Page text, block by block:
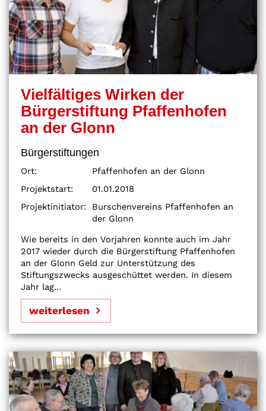
Vielfältiges Wirken der
Bürgerstiftung Pfaffenhofen
an der Glonn
Bürgerstiftungen
Ort:
Pfaffenhofen an der Glonn
Projektstart:
01.01.2018
Projektinitiator:
Burschenvereins Pfaffenhofen an
der Glonn
Wie bereits in den Vorjahren konnte auch im Jahr
2017 wieder durch die Bürgerstiftung Pfaffenhofen
an der Glonn Geld zur Unterstützung des
Stiftungszwecks ausgeschüttet werden. In diesem
Jahr lag...
weiterlesen